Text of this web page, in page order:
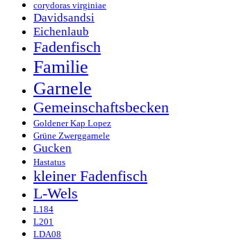
corydoras virginiae
Davidsandsi
Eichenlaub
Fadenfisch
Familie
Garnele
Gemeinschaftsbecken
Goldener Kap Lopez
Grüne Zwerggarnele
Gucken
Hastatus
kleiner Fadenfisch
L-Wels
L184
L201
LDA08